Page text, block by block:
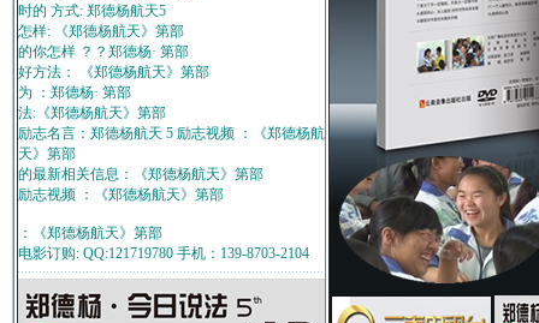
时的 方式: 郑德杨航天5
怎样: 《郑德杨航天》第部
的你怎样 ？？郑德杨· 第部
好方法： 《郑德杨航天》第部
为 ：郑德杨· 第部
法:《郑德杨航天》第部
励志名言：郑德杨航天 5 励志视频 ：《郑德杨航
天》第部
的最新相关信息：《郑德杨航天》第部
励志视频 ：《郑德杨航天》第部
：《郑德杨航天》第部
电影订购: QQ:121719780 手机：139-8703-2104